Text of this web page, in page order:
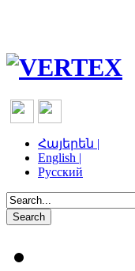
Հայերեն |
English |
Русский